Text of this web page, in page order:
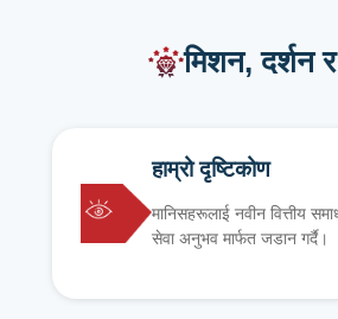
मिशन, दर्शन
हाम्रो दृष्टिकोण
मानिसहरूलाई नवीन वित्तीय
सेवा अनुभव मार्फत जडान गर्दै।